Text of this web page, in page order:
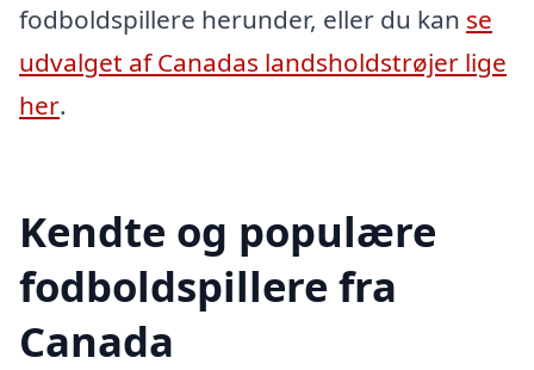
fodboldspillere herunder, eller du kan se
udvalget af Canadas landsholdstrøjer lige
her.
Kendte og populære
fodboldspillere fra
Canada